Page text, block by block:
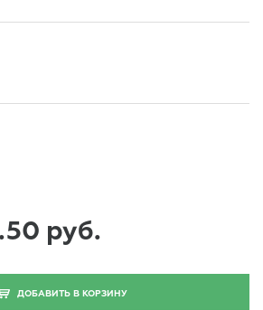
руб.
ДОБАВИТЬ В КОРЗИНУ